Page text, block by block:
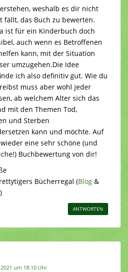
weshalb es dir nicht
fällt, das Buch zu bewerten.
ist für ein Kinderbuch doch
auch wenn es Betroffenen
kann, mit der Situation
umzugehen.Die Idee
ich also definitiv gut. Wie du
muss aber wohl jeder
ab welchem Alter sich das
mit den Themen Tod,
und Sterben
kann und möchte. Auf
eine sehr schöne (und
Buchbewertung von dir!
Bücherregal (Blog &
)
ANTWORTEN
um 18:10 Uhr